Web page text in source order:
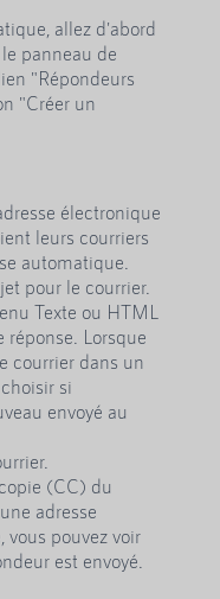
allez d'abord
panneau de
"Répondeurs
"Créer un
électronique
leurs courriers
automatique.
pour le courrier.
Texte ou HTML
réponse. Lorsque
courrier dans un
si
envoyé au
(CC) du
adresse
vous pouvez voir
est envoyé.